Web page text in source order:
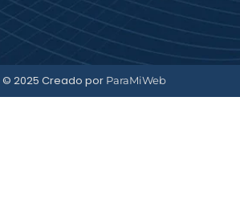
© 2025 Creado por ParaMiWeb